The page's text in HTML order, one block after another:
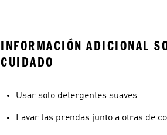
INFORMACIÓN ADICIONAL
CUIDADO
Usar solo detergentes suaves
Lavar las prendas junto a otras de